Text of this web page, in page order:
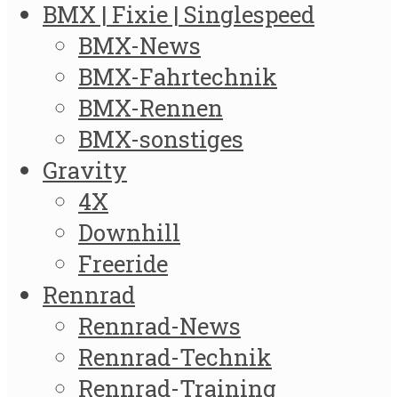
BMX | Fixie | Singlespeed
BMX-News
BMX-Fahrtechnik
BMX-Rennen
BMX-sonstiges
Gravity
4X
Downhill
Freeride
Rennrad
Rennrad-News
Rennrad-Technik
Rennrad-Training